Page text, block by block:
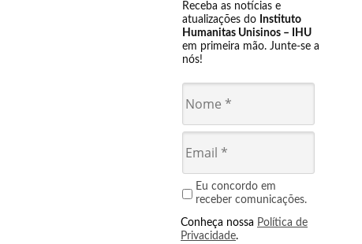
Receba as notícias e
atualizações do Instituto
Humanitas Unisinos – IHU
em primeira mão. Junte-se a
nós!
Eu concordo em
receber comunicações.
Conheça nossa Política de
Privacidade.